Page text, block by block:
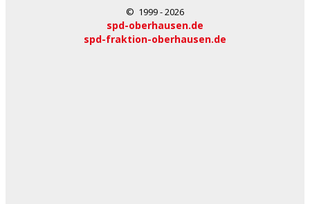
© 1999 - 2026
spd-oberhausen.de
spd-fraktion-oberhausen.de